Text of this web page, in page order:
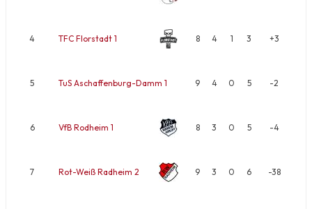
4 TFC Florstadt 1 8 4 1 3 +3
5 TuS Aschaffenburg-Damm 1 9 4 0 5 -2
6 VfB Rodheim 1 8 3 0 5 -4
7 Rot-Weiß Radheim 2 9 3 0 6 -38